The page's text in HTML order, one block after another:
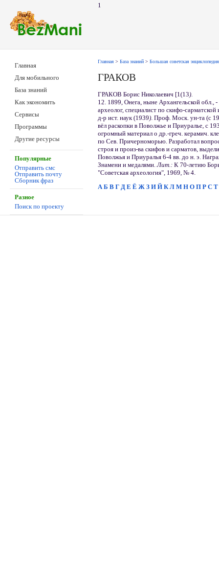
1
Главная
Для мобильного
База знаний
Как экономить
Сервисы
Программы
Другие ресурсы
Популярные
Отправить смс
Отправить почту
Сборник фраз
Разное
Поиск по проекту
Главная > База знаний > Большая советская энциклопедия
ГРАКОВ
ГРАКОВ Борис Николаевич [1(13)
12. 1899, Онега, ныне Архангельской обл.,
археолог, специалист по скифо-
д-р ист. наук (1939) . Проф. Моск. ун-та (с
вёл раскопки в Поволжье и Приуралье, с
огромный материал о др.-греч. керамич.
по Сев. Причерноморью. Разработал
строя и произ-ва скифов и сарматов,
Поволжья и Приуралья 6-4 вв. до н. э.
Знамени и медалями.Лит.: К 70-летию
"Советская археология", 1969, № 4.
А Б В Г Д Е Ё Ж З И Й К Л М Н О П Р С Т